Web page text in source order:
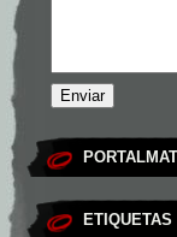
ETIQUETAS